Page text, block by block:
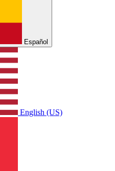
Español
English (US)